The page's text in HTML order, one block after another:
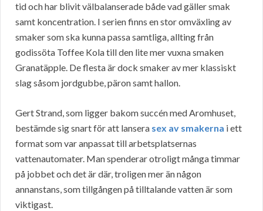
tid och har blivit välbalanserade både vad gäller smak
samt koncentration. I serien finns en stor omväxling av
smaker som ska kunna passa samtliga, allting från
godissöta Toffee Kola till den lite mer vuxna smaken
Granatäpple. De flesta är dock smaker av mer klassiskt
slag såsom jordgubbe, päron samt hallon.
Gert Strand, som ligger bakom succén med Aromhuset,
bestämde sig snart för att lansera sex av smakerna i ett
format som var anpassat till arbetsplatsernas
vattenautomater. Man spenderar otroligt många timmar
på jobbet och det är där, troligen mer än någon
annanstans, som tillgången på tilltalande vatten är som
viktigast.